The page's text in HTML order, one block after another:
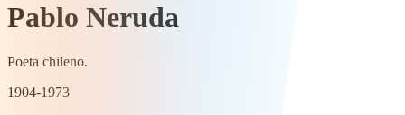
Pablo Neruda
Poeta chileno.
1904-1973